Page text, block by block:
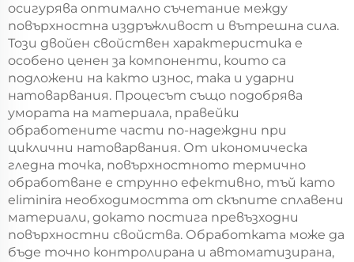
осигурява оптимално съчетание между
повърхностна издръжливост и вътрешна сила.
Този двойен свойствен характеристика е
особено ценен за компоненти, които са
подложени на както износ, така и ударни
натоварвания. Процесът също подобрява
умората на материала, правейки
обработените части по-надеждни при
циклични натоварвания. От икономическа
гледна точка, повърхностното термично
обработване е струнно ефективно, тъй като
eliminira необходимостта от скъпите сплавени
материали, докато постига превъзходни
повърхностни свойства. Обработката може да
бъде точно контролирана и автоматизирана,